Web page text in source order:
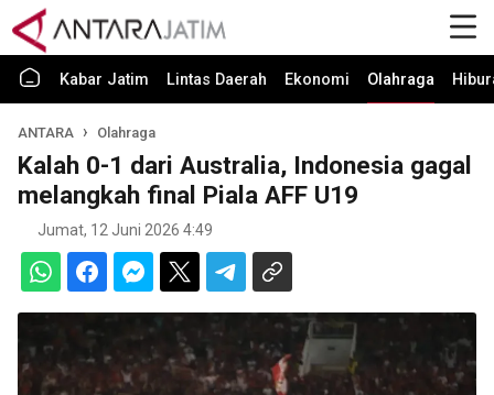
Kabar Jatim Lintas Daerah Ekonomi Olahraga
ANTARA Olahraga
Kalah 0-1 dari Australia, Indonesia gagal
melangkah final Piala AFF U19
Jumat, 12 Juni 2026 4:49